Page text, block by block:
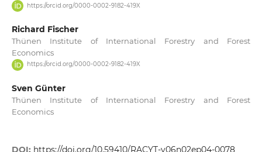
https://orcid.org/0000-0002-9182-419X
Richard Fischer
Thünen Institute of International Forestry and Forest
Economics
https://orcid.org/0000-0002-9182-419X
Sven Günter
Thünen Institute of International Forestry and Forest
Economics
DOI: https://doi.org/10.59410/RACYT-v06n02ep04-0078